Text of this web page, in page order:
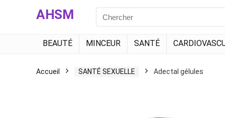
AHSM
Search
for:
BEAUTÉ MINCEUR SANTÉ
Accueil SANTÉ SEXUELLE Adectal gélules